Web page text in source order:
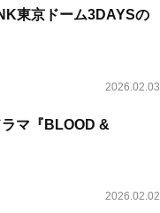
東京ドーム3DAYSの
2026.02.03
マ『BLOOD &
2026.02.02